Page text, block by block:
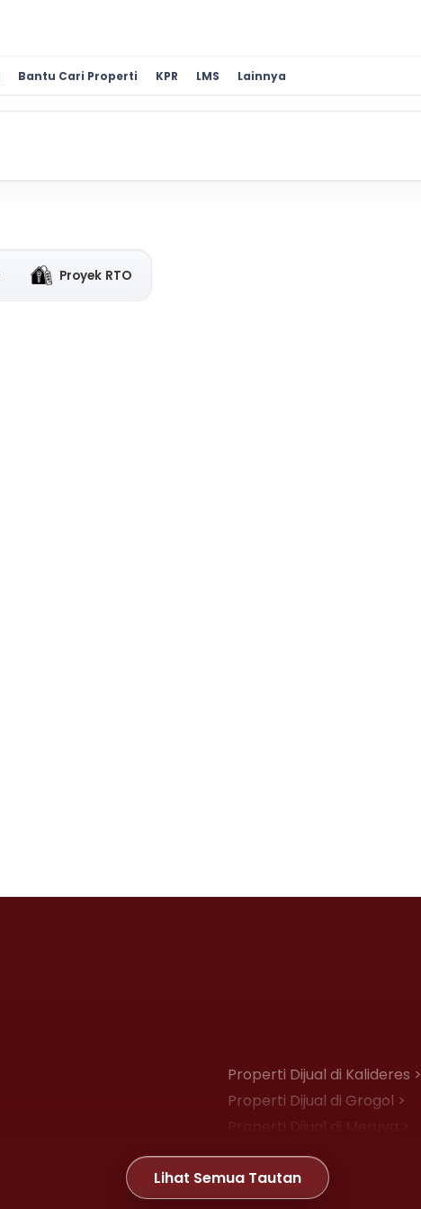
Bantu Cari Properti KPR LMS Lainnya
Proyek RTO
Properti Dijual di Kalideres >
Properti Dijual di Grogol >
Properti Dijual di Meruya >
Properti Dijual di Joglo >
Lihat Semua Tautan